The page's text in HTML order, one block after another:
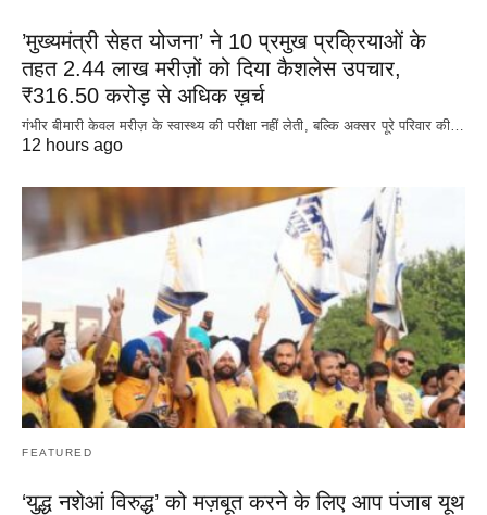
’मुख्यमंत्री सेहत योजना’ ने 10 प्रमुख प्रक्रियाओं के
तहत 2.44 लाख मरीज़ों को दिया कैशलेस उपचार,
₹316.50 करोड़ से अधिक ख़र्च
गंभीर बीमारी केवल मरीज़ के स्वास्थ्य की परीक्षा नहीं लेती, बल्कि अक्सर पूरे परिवार की…
12 hours ago
FEATURED
‘युद्ध नशेआं विरुद्ध’ को मज़बूत करने के लिए आप पंजाब यूथ